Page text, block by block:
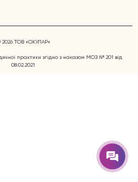
очей
2026 ТОВ «ОКУЛАР»
практики згідно з наказом МОЗ № 201 від
08.02.2021